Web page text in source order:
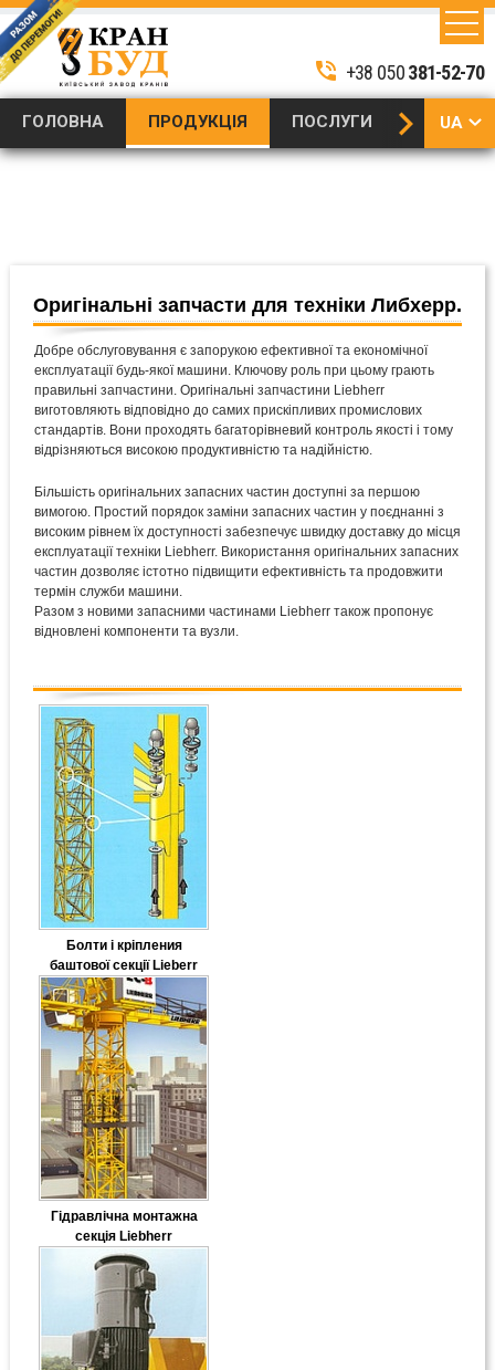
phone_in_talk +38 050381-52-70
ГОЛОВНА ПРОДУКЦІЯ ПОСЛУГИ keyboard_arrow_right UA
Продукція
/
Запчастини для
баштових кранів
Liebherr, Potain, QTZ
Оригінальні запчастини
для баштових кранів
LIEBHERR
Оригінальні запчасти для техніки Либхерр.
Добре обслуговування є запорукою ефективної та економічної
експлуатації будь-якої машини. Ключову роль при цьому грають
правильні запчастини. Оригінальні запчастини Liebherr
виготовляють відповідно до самих прискіпливих промислових
стандартів. Вони проходять багаторівневий контроль якості і тому
відрізняються високою продуктивністю та надійністю.
Більшість оригінальних запасних частин доступні за першою
вимогою. Простий порядок заміни запасних частин у поєднанні з
високим рівнем їх доступності забезпечує швидку доставку до місця
експлуатації техніки Liebherr. Використання оригінальних запасних
частин дозволяє істотно підвищити ефективність та продовжити
термін служби машини.
Разом з новими запасними частинами Liebherr також пропонує
відновлені компоненти та вузли.
Болти і кріпления
баштової секції Lieberr
Гідравлічна монтажна
секція Liebherr